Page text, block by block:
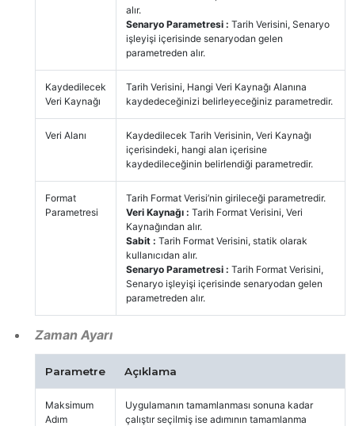
alır.
Senaryo Parametresi : Tarih Verisini, Senaryo
işleyişi içerisinde senaryodan gelen
parametreden alır.
Kaydedilecek
Veri Kaynağı
Tarih Verisini, Hangi Veri Kaynağı Alanına
kaydedeceğinizi belirleyeceğiniz parametredir.
Veri Alanı
Kaydedilecek Tarih Verisinin, Veri Kaynağı
içerisindeki, hangi alan içerisine
kaydedileceğinin belirlendiği parametredir.
Format
Parametresi
Tarih Format Verisi’nin girileceği parametredir.
Veri Kaynağı : Tarih Format Verisini, Veri
Kaynağından alır.
Sabit : Tarih Format Verisini, statik olarak
kullanıcıdan alır.
Senaryo Parametresi : Tarih Format Verisini,
Senaryo işleyişi içerisinde senaryodan gelen
parametreden alır.
Zaman Ayarı
Parametre Açıklama
Maksimum
Adım
Uygulamanın tamamlanması sonuna kadar
çalıştır seçilmiş ise adımının tamamlanma